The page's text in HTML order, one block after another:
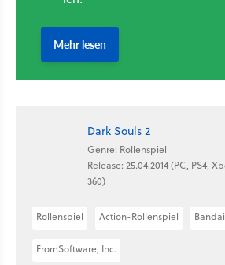
Dark Souls 2
Genre: Rollenspiel
Release: 25.04.2014 (PC, PS4,
360)
Rollenspiel Action-Rollenspiel
FromSoftware, Inc.